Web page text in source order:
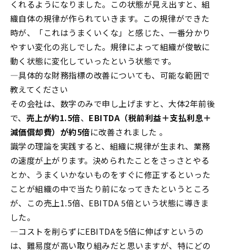
くれるようになりました。この状態が見え出すと、組
織自体の規律が作られていきます。この規律ができた
時が、「これはうまくいくな」と感じた、一番分かり
やすい変化の兆しでした。規律によって組織が俊敏に
動く状態に変化していったという状態です。
―具体的な財務指標の改善についても、可能な範囲で
教えてください
その会社は、数字のみで申し上げますと、大体2年前後
で、 売上が約1.5倍、 EBITDA （税前利益＋支払利息＋
減価償却費）が約5倍に改善されました 。
識学の理論を実践すると、組織に規律が生まれ、業務
の速度が上がります。決められたことをさっさとやる
とか、うまくいかないものをすぐに修正するといった
ことが組織の中で当たり前になってきたというところ
が、この売上1.5倍、 EBITDA 5倍という状態に導きま
した。
―コストを削らずにEBITDAを5倍に伸ばすというの
は、難易度が高い取り組みだと思いますが、特にどの